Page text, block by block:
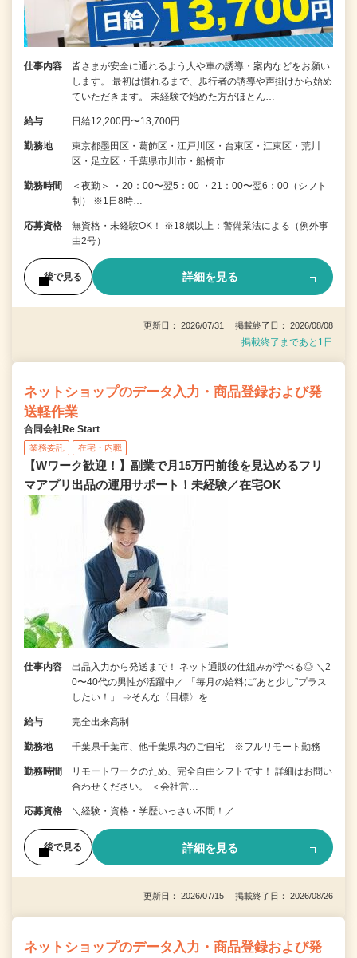
仕事内容
皆さまが安全に通れるよう人や車の誘導・案内などをお願い
します。 最初は慣れるまで、歩行者の誘導や声掛けから始め
ていただきます。 未経験で始めた方がほとん…
給与 日給12,200円〜13,700円
勤務地
東京都墨田区・葛飾区・江戸川区・台東区・江東区・荒川
区・足立区・千葉県市川市・船橋市
勤務時間
＜夜勤＞ ・20：00〜翌5：00 ・21：00〜翌6：00（シフト
制） ※1日8時…
応募資格
無資格・未経験OK！ ※18歳以上：警備業法による（例外事
由2号）
後で見る 詳細を見る
更新日： 2026/07/31 掲載終了日： 2026/08/08
掲載終了まであと1日
ネットショップのデータ入力・商品登録および発
送軽作業
合同会社Re Start
業務委託 在宅・内職
【Wワーク歓迎！】副業で月15万円前後を見込めるフリ
マアプリ出品の運用サポート！未経験／在宅OK
仕事内容
出品入力から発送まで！ ネット通販の仕組みが学べる◎ ＼2
0〜40代の男性が活躍中／ 「毎月の給料に“あと少し”プラス
したい！」 ⇒そんな〈目標〉を…
給与 完全出来高制
勤務地 千葉県千葉市、他千葉県内のご自宅 ※フルリモート勤務
勤務時間
リモートワークのため、完全自由シフトです！ 詳細はお問い
合わせください。 ＜会社営…
応募資格 ＼経験・資格・学歴いっさい不問！／
後で見る 詳細を見る
更新日： 2026/07/15 掲載終了日： 2026/08/26
ネットショップのデータ入力・商品登録および発